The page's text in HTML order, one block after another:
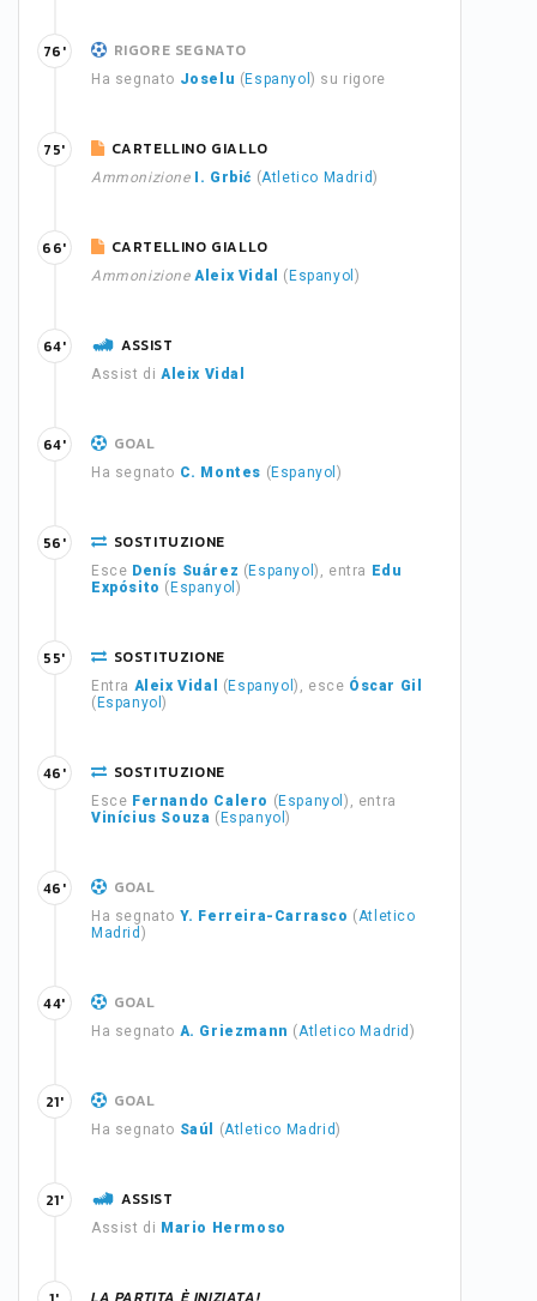
RIGORE SEGNATO
Ha segnato Joselu ( Espanyol) su rigore
76'
CARTELLINO GIALLO
Ammonizione I. Grbić (Atletico Madrid)
75'
CARTELLINO GIALLO
Ammonizione Aleix Vidal ( Espanyol )
66'
ASSIST
Assist di Aleix Vidal
64'
GOAL
Ha segnato C. Montes ( Espanyol)
64'
SOSTITUZIONE
Esce Denís Suárez ( Espanyol), entra
Edu
Expósito ( Espanyol )
56'
SOSTITUZIONE
Entra Aleix Vidal ( Espanyol), esce Óscar Gil
( Espanyol)
55'
SOSTITUZIONE
Esce Fernando Calero ( Espanyol), entra
Vinícius Souza ( Espanyol)
46'
GOAL
Ha segnato Y. Ferreira-Carrasco (Atletico
Madrid )
46'
GOAL
Ha segnato A. Griezmann (Atletico Madrid)
44'
GOAL
Ha segnato Saúl (Atletico Madrid)
21'
ASSIST
Assist di Mario Hermoso
21'